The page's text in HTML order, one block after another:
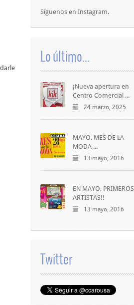
Síguenos en Instagram.
Lo último...
¡Nueva apertura en
Centro Comercial ...
24 marzo, 2025
MAYO, MES DE LA
MODA ...
13 mayo, 2016
EN MAYO, PRIMEROS
ARTISTAS!!
13 mayo, 2016
Twitter